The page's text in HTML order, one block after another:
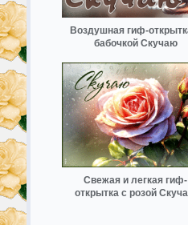
Воздушная гиф-
бабочкой Скучаю
Свежая и легкая гиф-
открытка с розой